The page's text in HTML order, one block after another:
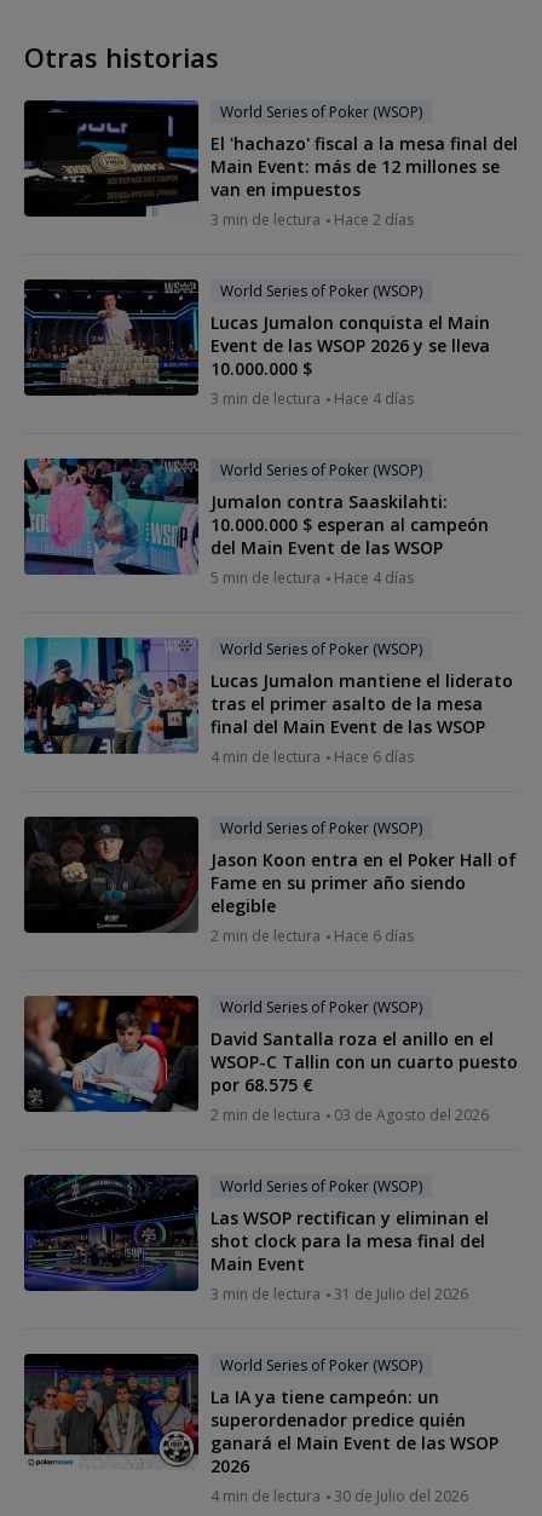
Otras historias
World Series of Poker (WSOP)
El 'hachazo' fiscal a la mesa final del
Main Event: más de 12 millones se
van en impuestos
3 min de lectura Hace 2 días
World Series of Poker (WSOP)
Lucas Jumalon conquista el Main
Event de las WSOP 2026 y se lleva
10.000.000 $
3 min de lectura Hace 4 días
World Series of Poker (WSOP)
Jumalon contra Saaskilahti:
10.000.000 $ esperan al campeón
del Main Event de las WSOP
5 min de lectura Hace 4 días
World Series of Poker (WSOP)
Lucas Jumalon mantiene el liderato
tras el primer asalto de la mesa
final del Main Event de las WSOP
4 min de lectura Hace 6 días
World Series of Poker (WSOP)
Jason Koon entra en el Poker Hall of
Fame en su primer año siendo
elegible
2 min de lectura Hace 6 días
World Series of Poker (WSOP)
David Santalla roza el anillo en el
WSOP-C Tallin con un cuarto puesto
por 68.575 €
2 min de lectura 03 de Agosto del 2026
World Series of Poker (WSOP)
Las WSOP rectifican y eliminan el
shot clock para la mesa final del
Main Event
3 min de lectura 31 de Julio del 2026
World Series of Poker (WSOP)
La IA ya tiene campeón: un
superordenador predice quién
ganará el Main Event de las WSOP
2026
4 min de lectura 30 de Julio del 2026